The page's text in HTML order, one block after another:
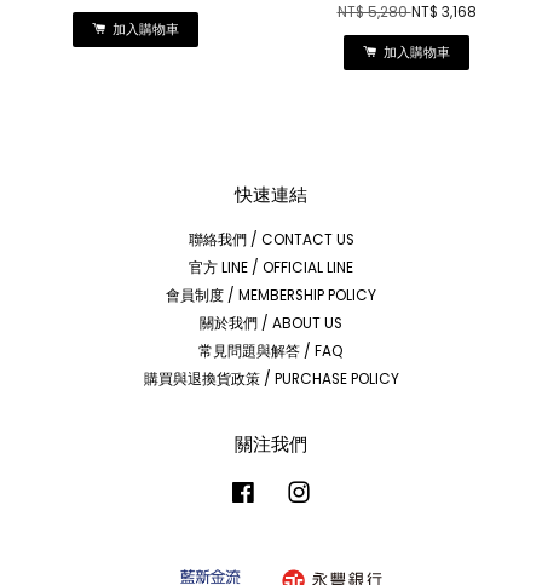
加入購物車
NT$ 5,280NT$ 3,168
加入購物車
快速連結
聯絡我們 / CONTACT US
官方 LINE / OFFICIAL LINE
會員制度 / MEMBERSHIP POLICY
關於我們 / ABOUT US
常見問題與解答 / FAQ
購買與退換貨政策 / PURCHASE POLICY
關注我們
Facebook